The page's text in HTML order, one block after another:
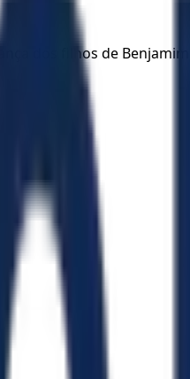
dos filhos de